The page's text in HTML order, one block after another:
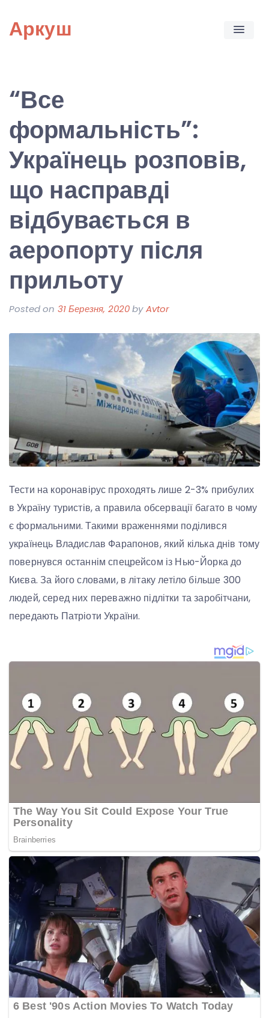
content
Аркуш
“Все
формальність”:
Українець розповів,
що насправді
відбувається в
аеропорту після
прильоту
Posted on 31 Березня, 2020byAvtor
Тести на коронавірус проходять лише 2-3% прибулих
в Україну туристів, а правила обсервації багато в чому
є формальними. Такими враженнями поділився
українець Владислав Фарапонов, який кілька днів тому
повернувся останнім спецрейсом із Нью-Йорка до
Києва. За його словами, в літаку летіло більше 300
людей, серед них переважно підлітки та заробітчани,
передають Патріоти України.